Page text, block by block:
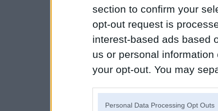
section to confirm your
opt-out request is
interest-based ads based
us or personal
your opt-out. You may
Personal Data Processing Opt Outs